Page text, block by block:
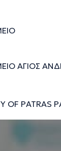
ΑΓΙΟΣ
OF PATRAS